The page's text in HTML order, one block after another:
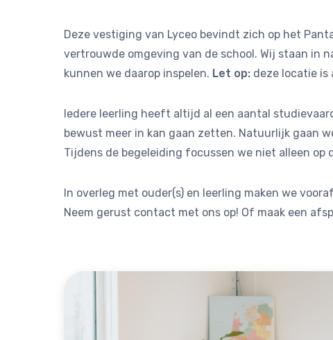
Deze vestiging van Lyceo bevindt zich op het
vertrouwde omgeving van de school. Wij staan in
kunnen we daarop inspelen. Let op: deze locatie is
Iedere leerling heeft altijd al een aantal
bewust meer in kan gaan zetten. Natuurlijk gaan
Tijdens de begeleiding focussen we niet alleen
In overleg met ouder(s) en leerling maken we
Neem gerust contact met ons op! Of maak een